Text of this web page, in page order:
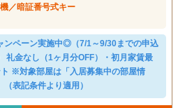
／暗証番号式キー
ペーン実施中◎（7/1～9/30までの申込
礼金なし（1ヶ月分OFF）・初月家賃最
※対象部屋は「入居募集中の部屋情
表記条件より適用）